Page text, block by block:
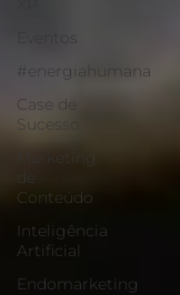
#energiahumana
Case de
Sucesso
Marketing
de
Conteúdo
Inteligência
Artificial
Endomarketing